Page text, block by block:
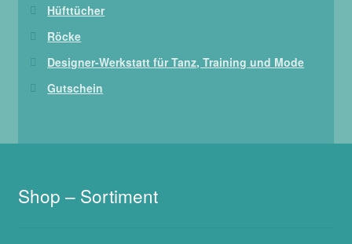
Hüfttücher
Röcke
Designer-Werkstatt für Tanz, Training und Mode
Gutschein
Shop – Sortiment